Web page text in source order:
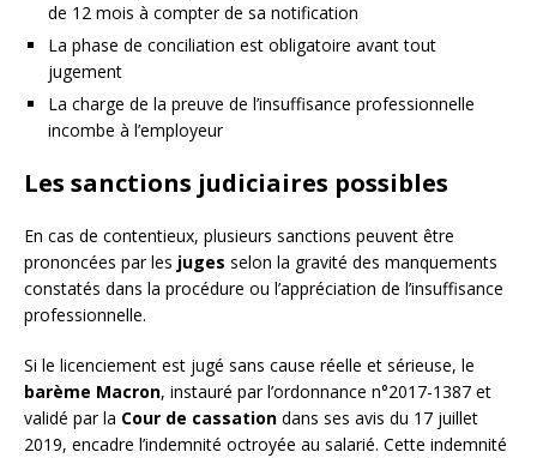
de 12 mois à compter de sa notification
La phase de conciliation est obligatoire avant tout
jugement
La charge de la preuve de l’insuffisance professionnelle
incombe à l’employeur
Les sanctions judiciaires possibles
En cas de contentieux, plusieurs sanctions peuvent être
prononcées par les juges selon la gravité des manquements
constatés dans la procédure ou l’appréciation de l’insuffisance
professionnelle.
Si le licenciement est jugé sans cause réelle et sérieuse, le
barème Macron, instauré par l’ordonnance n°2017-1387 et
validé par la Cour de cassation dans ses avis du 17 juillet
2019, encadre l’indemnité octroyée au salarié. Cette indemnité